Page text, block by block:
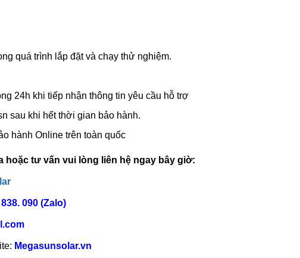
quá trình lắp đặt và chạy thử nghiệm.
24h khi tiếp nhận thông tin yêu cầu hỗ trợ
sau khi hết thời gian bảo hành.
hành Online trên toàn quốc
hoặc tư vấn vui lòng liên hệ ngay bây giờ:
090 (Zalo)
Megasunsolar.vn